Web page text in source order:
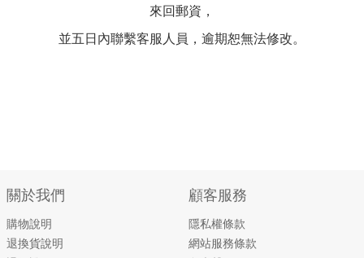
來回郵資，
並五日內聯繫客服人員，逾期恕無法修改。
關於我們
購物說明
退換貨說明
顧客服務
隱私權條款
網站服務條款